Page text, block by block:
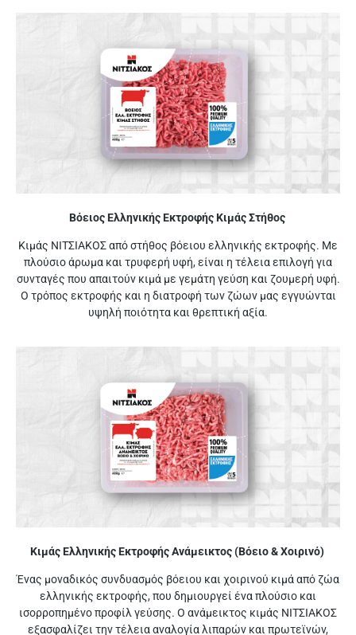
Βόειος Ελληνικής Εκτροφής Κιμάς Στήθος
Κιμάς ΝΙΤΣΙΑΚΟΣ από στήθος βόειου ελληνικής εκτροφής. Με
πλούσιο άρωμα και τρυφερή υφή, είναι η τέλεια επιλογή για
συνταγές που απαιτούν κιμά με γεμάτη γεύση και ζουμερή υφή.
Ο τρόπος εκτροφής και η διατροφή των ζώων μας εγγυώνται
υψηλή ποιότητα και θρεπτική αξία.
Κιμάς Ελληνικής Εκτροφής Ανάμεικτος (Βόειο & Χοιρινό)
Ένας μοναδικός συνδυασμός βόειου και χοιρινού κιμά από ζώα
ελληνικής εκτροφής, που δημιουργεί ένα πλούσιο και
ισορροπημένο προφίλ γεύσης. Ο ανάμεικτος κιμάς ΝΙΤΣΙΑΚΟΣ
εξασφαλίζει την τέλεια αναλογία λιπαρών και πρωτεϊνών,